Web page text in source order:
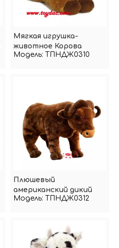
Мягкая игрушка-
животное Корова
Модель: ТПНДЖ0310
Плюшевый
американский дикий
бык
Модель: ТПНДЖ0312